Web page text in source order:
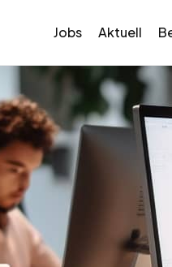
Jobs Aktuell